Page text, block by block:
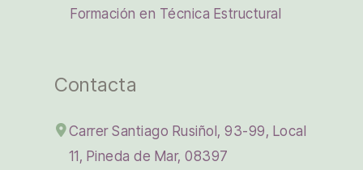
Formación en Técnica Estructural
Contacta
Carrer Santiago Rusiñol, 93-99, Local
11, Pineda de Mar, 08397